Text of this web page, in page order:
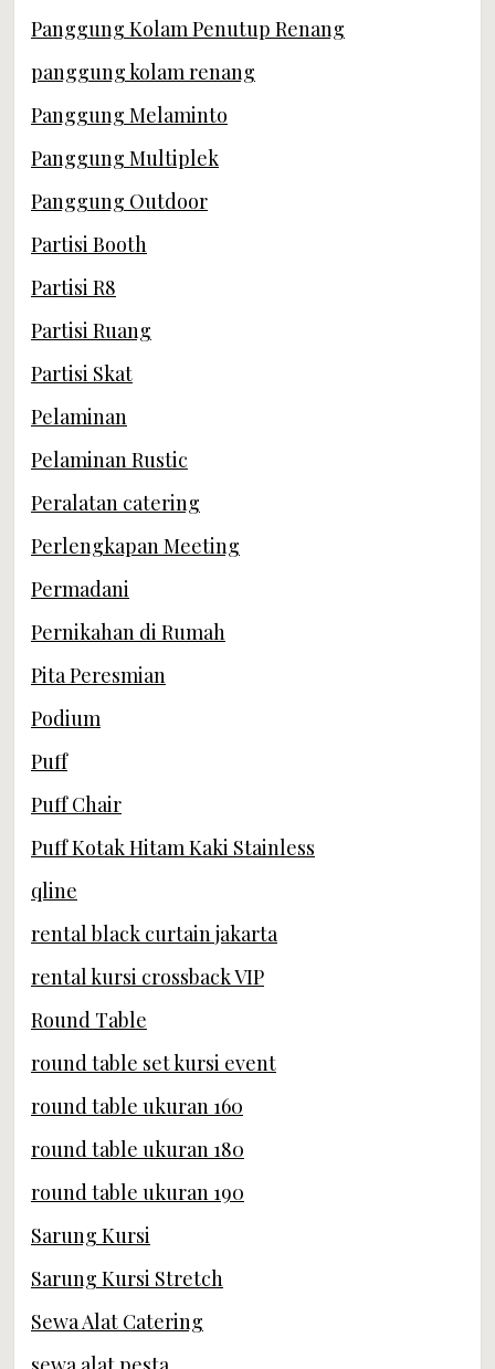
Panggung Kolam Penutup Renang
panggung kolam renang
Panggung Melaminto
Panggung Multiplek
Panggung Outdoor
Partisi Booth
Partisi R8
Partisi Ruang
Partisi Skat
Pelaminan
Pelaminan Rustic
Peralatan catering
Perlengkapan Meeting
Permadani
Pernikahan di Rumah
Pita Peresmian
Podium
Puff
Puff Chair
Puff Kotak Hitam Kaki Stainless
qline
rental black curtain jakarta
rental kursi crossback VIP
Round Table
round table set kursi event
round table ukuran 160
round table ukuran 180
round table ukuran 190
Sarung Kursi
Sarung Kursi Stretch
Sewa Alat Catering